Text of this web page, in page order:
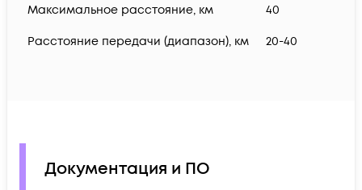
Максимальное расстояние, км 40
Расстояние передачи (диапазон), км 20-40
Документация и ПО